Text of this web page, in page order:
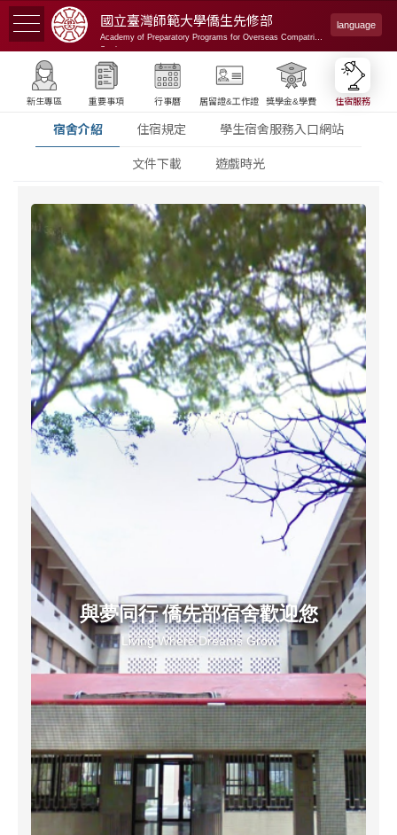
國立臺灣師範大學僑生先修部
Academy of Preparatory Programs for Overseas Compatriot
Students
language
新生專區 重要事項 行事曆 居留證&工作證 獎學金&學費 住宿服務
宿舍介紹 住宿規定 學生宿舍服務入口網站
文件下載 遊戲時光
與夢同行 僑先部宿舍歡迎您
Living Where Dreams Grow